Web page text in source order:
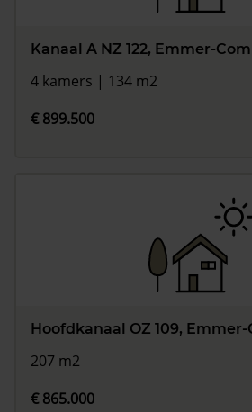
Kanaal A NZ 122, Emmer-
4 kamers | 134 m2
€ 899.500
Hoofdkanaal OZ 109,
207 m2
€ 865.000